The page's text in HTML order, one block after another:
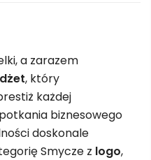
a zarazem
, który
każdej
biznesowego
doskonale
Smycze z logo,